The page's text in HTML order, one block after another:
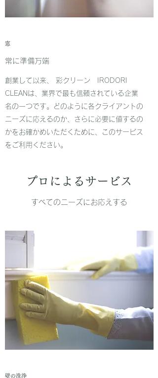
​​窓
常に準備万端
創業して以来、 彩クリーン IRODORI
CLEANは、業界で最も信頼されている企業
名の一つです。どのように各クライアントの
ニーズに応えるのか、さらに必要に値するの
かをお確かめいただくために、このサービス
をご利用ください。
プロによるサービス
すべてのニーズにお応えする
壁の洗浄